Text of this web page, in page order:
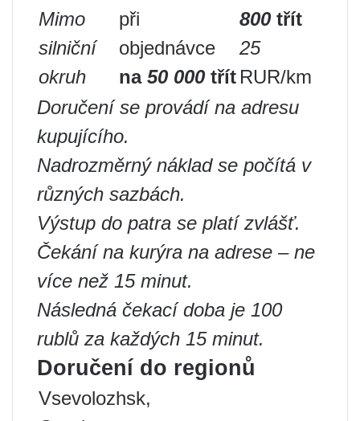
Mimo
silniční
okruh
při
objednávce
na 50 000 třít
800 třít
25
RUR/km
Doručení se provádí na adresu
kupujícího.
Nadrozměrný náklad se počítá v
různých sazbách.
Výstup do patra se platí zvlášť.
Čekání na kurýra na adrese – ne
více než 15 minut.
Následná čekací doba je 100
rublů za každých 15 minut.
Doručení do regionů
Vsevolozhsk,